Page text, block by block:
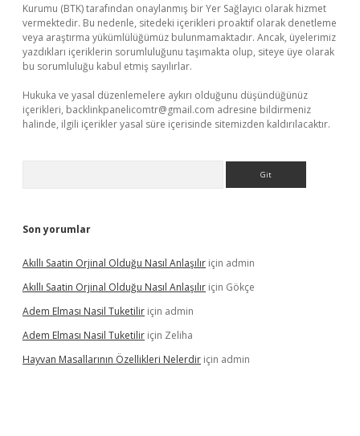
Kurumu (BTK) tarafından onaylanmış bir Yer Sağlayıcı olarak hizmet
vermektedir. Bu nedenle, sitedeki içerikleri proaktif olarak denetleme
veya araştırma yükümlülüğümüz bulunmamaktadır. Ancak, üyelerimiz
yazdıkları içeriklerin sorumluluğunu taşımakta olup, siteye üye olarak
bu sorumluluğu kabul etmiş sayılırlar.
Hukuka ve yasal düzenlemelere aykırı olduğunu düşündüğünüz
içerikleri, backlinkpanelicomtr@gmail.com adresine bildirmeniz
halinde, ilgili içerikler yasal süre içerisinde sitemizden kaldırılacaktır.
Son yorumlar
Akıllı Saatin Orjinal Olduğu Nasıl Anlaşılır için admin
Akıllı Saatin Orjinal Olduğu Nasıl Anlaşılır için Gökçe
Adem Elması Nasil Tuketilir için admin
Adem Elması Nasil Tuketilir için Zeliha
Hayvan Masallarının Özellikleri Nelerdir için admin